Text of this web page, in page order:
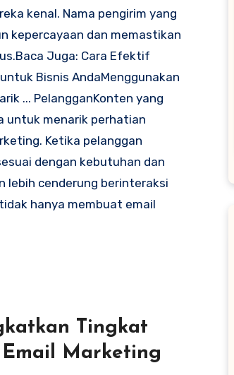
kenal. Nama pengirim yang
kepercayaan dan memastikan
Juga: Cara Efektif
Bisnis AndaMenggunakan
... PelangganKonten yang
untuk menarik perhatian
Ketika pelanggan
dengan kebutuhan dan
lebih cenderung berinteraksi
hanya membuat email
Tingkat
Marketing